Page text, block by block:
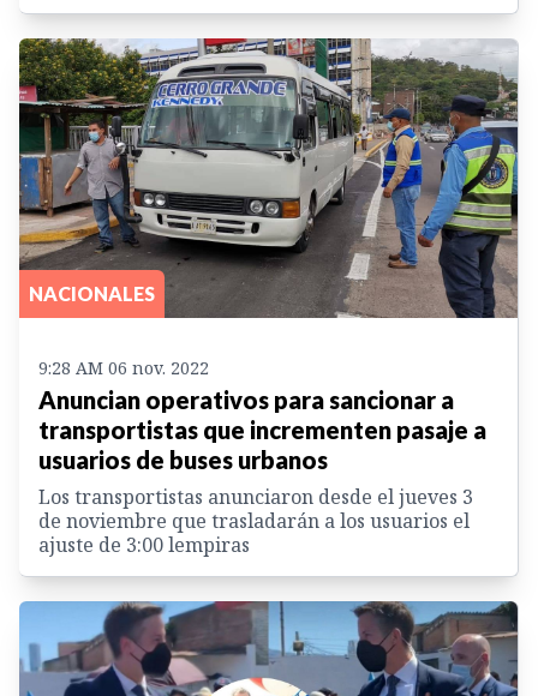
NACIONALES
9:28 AM 06 nov. 2022
Anuncian operativos para sancionar a
transportistas que incrementen pasaje a
usuarios de buses urbanos
Los transportistas anunciaron desde el jueves 3
de noviembre que trasladarán a los usuarios el
ajuste de 3:00 lempiras